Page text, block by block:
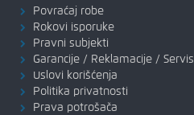
Povraćaj robe
Rokovi isporuke
Pravni subjekti
Garancije / Reklamacije / Servis
Uslovi korišćenja
Politika privatnosti
Prava potrošača